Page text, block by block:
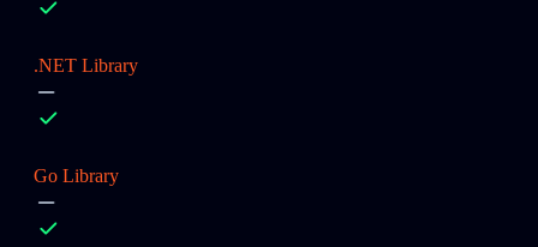
.NET Library
Go Library